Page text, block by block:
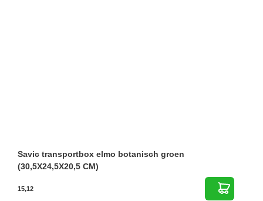
Savic transportbox elmo botanisch groen
(30,5X24,5X20,5 CM)
15,12